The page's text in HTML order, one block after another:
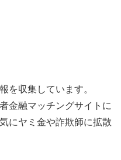
を収集しています。
金融マッチングサイトに
にヤミ金や詐欺師に拡散